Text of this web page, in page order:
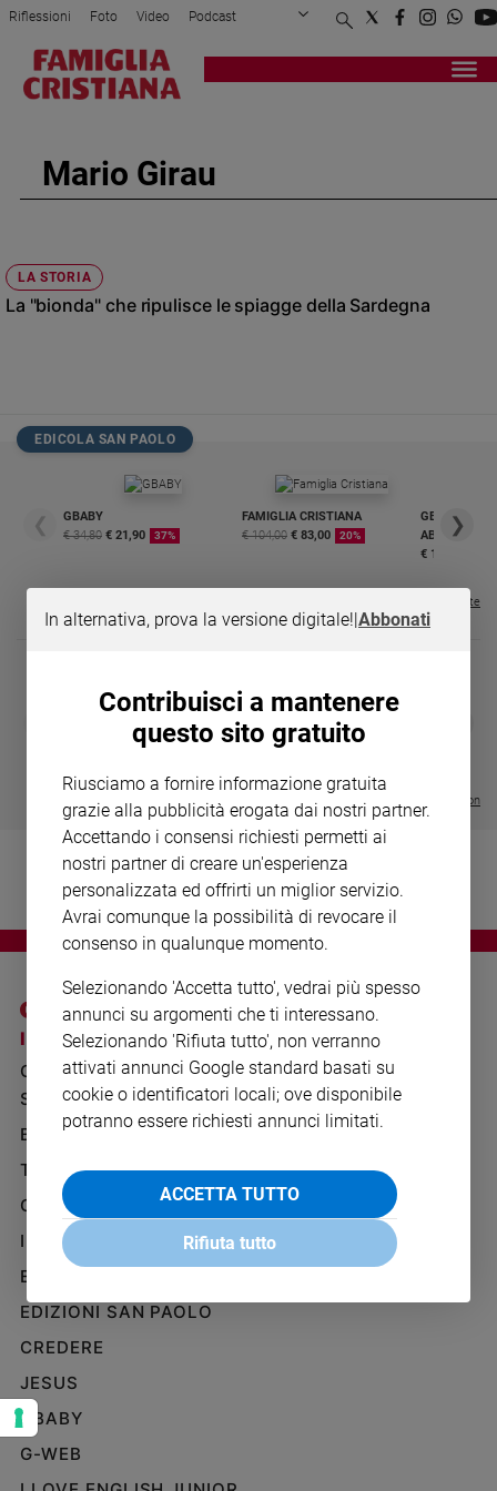
Attualità
Politica
Mondo
e
giustizia
Papa
Chiesa
spiritualità
Società
e
Ambiente
e
Aziende
di
Caso
della
settimana
Diversità
e
Costume
Cultura
e
spettacoli
Riflessioni Foto Video Podcast
Privacy Policy Chi siamo
Registrati Redazione
Mario Girau
LA STORIA
La "bionda" che ripulisce le spiagge della Sardegna
EDICOLA SAN PAOLO
❮
GBABY
€ 34,80 € 21,90 37%
FAMIGLIA CRISTIANA
€ 104,00 € 83,00 20%
GBABY
€ 16,99
❯
Visualizza tutte le riviste
LE GRANDI BASILICHE ITALIANE
- VOL DA 1 AL 5
DIARIO G 2026-27
€ 8,90
- € 8,90
Visualizza tutte le collection
I SITI SAN PAOLO
GRUPPO EDITORIALE
SAN PAOLO
BENESSERE
TELENOVA
GAZZETTA D'ALBA
IL GIORNALINO
EDICOLA SAN PAOLO
EDIZIONI SAN PAOLO
CREDERE
JESUS
GBABY
G-WEB
NOTE LEGALI
PRIVACY POLICY
INFORMATIVA
WHISTLEBLOWING
In alternativa, prova la versione digitale!|Abbonati
Contribuisci a mantenere
questo sito gratuito
Riusciamo a fornire informazione gratuita
grazie alla pubblicità erogata dai nostri partner.
Accettando i consensi richiesti permetti ai
nostri partner di creare un'esperienza
personalizzata ed offrirti un miglior servizio.
Avrai comunque la possibilità di revocare il
consenso in qualunque momento.
Selezionando 'Accetta tutto', vedrai più spesso
annunci su argomenti che ti interessano.
Selezionando 'Rifiuta tutto', non verranno
attivati annunci Google standard basati su
cookie o identificatori locali; ove disponibile
potranno essere richiesti annunci limitati.
ACCETTA TUTTO
Rifiuta tutto